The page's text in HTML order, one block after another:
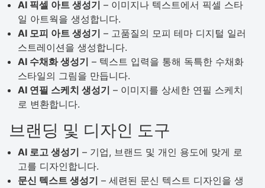
AI 픽셀 아트 생성기 – 이미지나 텍스트에서 픽셀 스타
일 아트웍을 생성합니다.
AI 모피 아트 생성기 – 고품질의 모피 테마 디지털 일러
스트레이션을 생성합니다.
AI 수채화 생성기 – 텍스트 입력을 통해 독특한 수채화
스타일의 그림을 만듭니다.
AI 연필 스케치 생성기 – 이미지를 상세한 연필 스케치
로 변환합니다.
브랜딩 및 디자인 도구
AI 로고 생성기 – 기업, 브랜드 및 개인 용도에 맞게 로
고를 디자인합니다.
문신 텍스트 생성기 – 세련된 문신 텍스트 디자인을 생